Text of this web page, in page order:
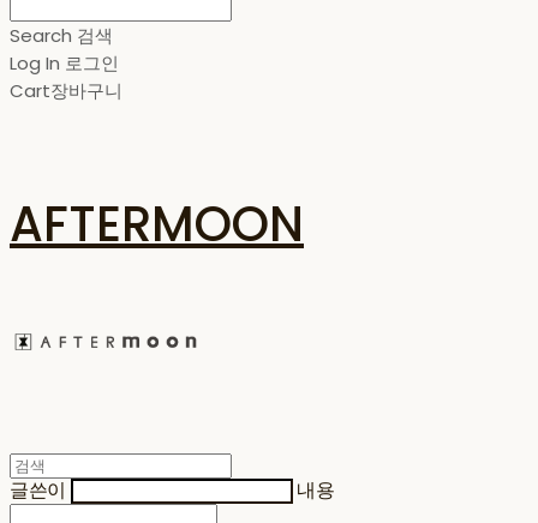
Search 검색
Log In 로그인
Cart장바구니
AFTERMOON
글쓴이 내용